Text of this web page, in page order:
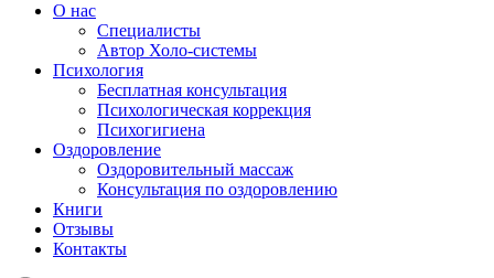
О нас
Специалисты
Автор Холо-системы
Психология
Бесплатная консультация
Психологическая коррекция
Психогигиена
Оздоровление
Оздоровительный массаж
Консультация по оздоровлению
Книги
Отзывы
Контакты